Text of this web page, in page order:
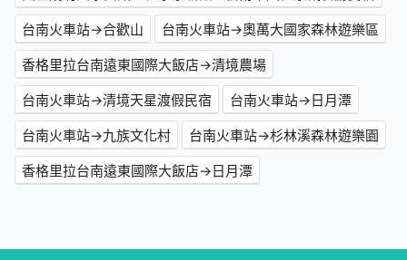
台南火車站→合歡山
台南火車站→奧萬大國家森林遊樂區
香格里拉台南遠東國際大飯店→清境農場
台南火車站→清境天星渡假民宿
台南火車站→日月潭
台南火車站→九族文化村
台南火車站→杉林溪森林遊樂園
香格里拉台南遠東國際大飯店→日月潭